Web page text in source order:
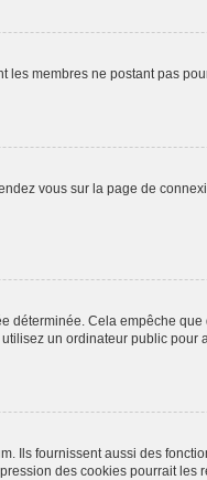
membres ne postant pas
vous sur la page de
Cela empêche
un ordinateur public
Ils fournissent aussi des
des cookies pourrait les